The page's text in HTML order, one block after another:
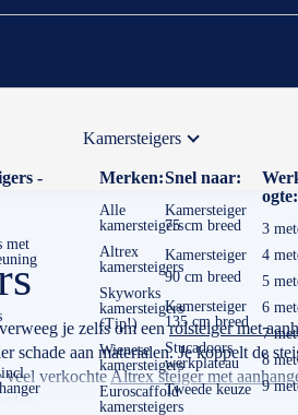
-
met
Kamersteigers
Merken:
Alle
kamersteigers
Altrex
kamersteigers
Skyworks
kamersteigers
(Tip!)
Wienese
kamersteigers
Euroscaffold
kamersteigers
Snel naar:
Kamersteiger
75 cm breed
Kamersteiger
90 cm breed
Kamersteiger
135 cm breed
Stucadoors
werkplateau
Tweede keuze
ogte:
3
4
5
6
7
8
9
je zelfs om eenrolsteiger met
schade aan materialen. Je koppelt de
veel verkochteAltrex steiger met